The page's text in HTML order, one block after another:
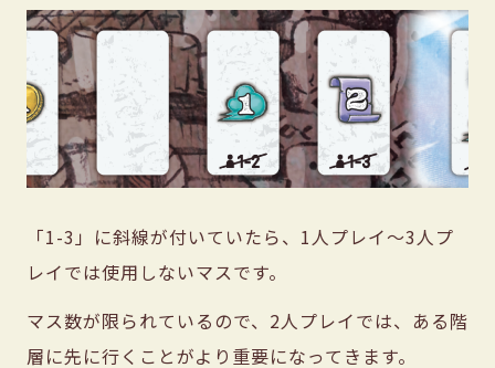
「1-3」に斜線が付いていたら、1人プレイ〜3人プ
レイでは使用しないマスです。
マス数が限られているので、2人プレイでは、ある階
層に先に行くことがより重要になってきます。